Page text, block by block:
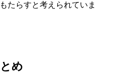
たらすと考えられていま
め